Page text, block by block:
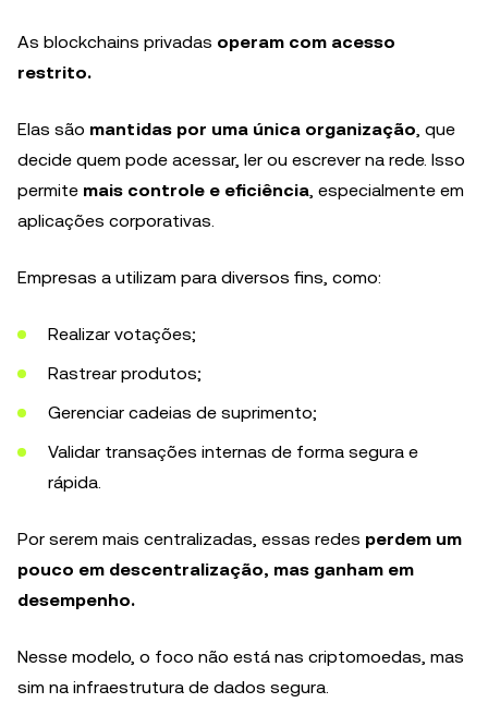
As blockchains privadas operam com acesso
restrito.
Elas são mantidas por uma única organização , que
decide quem pode acessar, ler ou escrever na rede. Isso
permite mais controle e eficiência , especialmente em
aplicações corporativas.
Empresas a utilizam para diversos fins, como:
Realizar votações;
Rastrear produtos;
Gerenciar cadeias de suprimento;
Validar transações internas de forma segura e
rápida.
Por serem mais centralizadas, essas redes perdem um
pouco em descentralização, mas ganham em
desempenho.
Nesse modelo, o foco não está nas criptomoedas, mas
sim na infraestrutura de dados segura.